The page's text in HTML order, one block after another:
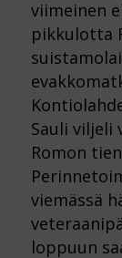
viimeinen
pikkulotta
Sauli viljeli
Romon
viemässä
loppuun